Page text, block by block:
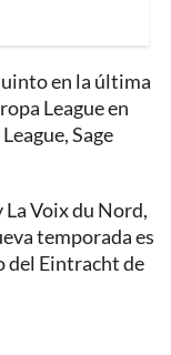
en la última
League en
Sage
La Voix du Nord,
temporada es
del Eintracht de